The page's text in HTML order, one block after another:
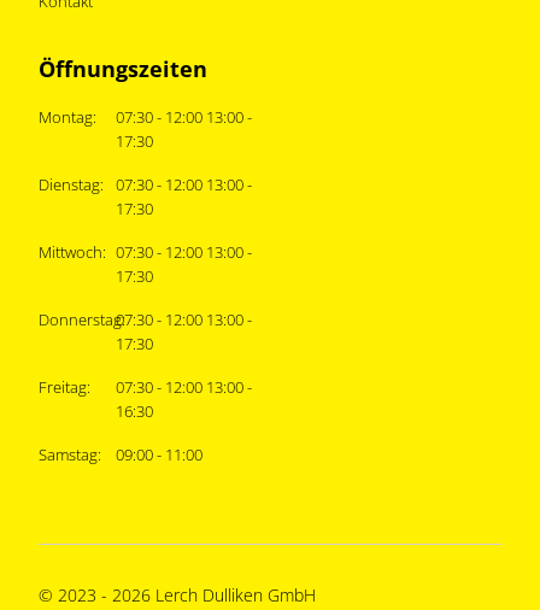
Öffnungszeiten
Montag:
07:30 - 12:00 13:00 -
17:30
Dienstag:
07:30 - 12:00 13:00 -
17:30
Mittwoch: 07:30 - 12:00 13:00 -
17:30
Donnerstag:07:30 - 12:00 13:00 -
17:30
Freitag:
07:30 - 12:00 13:00 -
16:30
Samstag:
09:00 - 11:00
© 2023 - 2026 Lerch Dulliken GmbH